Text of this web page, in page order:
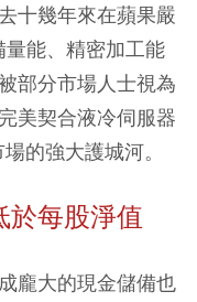
十幾年來在蘋果嚴
量能、精密加工能
部分市場人士視為
美契合液冷伺服器
的強大護城河。
於每股淨值
龐大的現金儲備也